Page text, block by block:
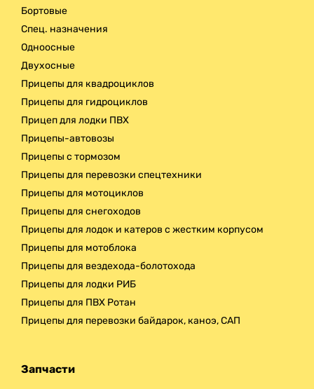
Бортовые
Спец. назначения
Одноосные
Двухосные
Прицепы для квадроциклов
Прицепы для гидроциклов
Прицеп для лодки ПВХ
Прицепы-автовозы
Прицепы с тормозом
Прицепы для перевозки спецтехники
Прицепы для мотоциклов
Прицепы для снегоходов
Прицепы для лодок и катеров с жестким корпусом
Прицепы для мотоблока
Прицепы для вездехода-болотохода
Прицепы для лодки РИБ
Прицепы для ПВХ Ротан
Прицепы для перевозки байдарок, каноэ, САП
Запчасти